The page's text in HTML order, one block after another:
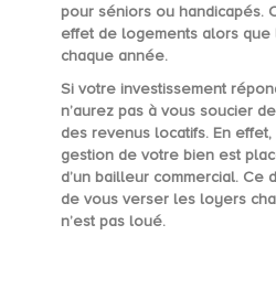
pour séniors ou handicapés.
effet de logements alors
chaque année.
Si votre investissement
n’aurez pas à vous soucier
des revenus locatifs. En
gestion de votre bien est
d’un bailleur commercial. Ce
de vous verser les loyers
n’est pas loué.